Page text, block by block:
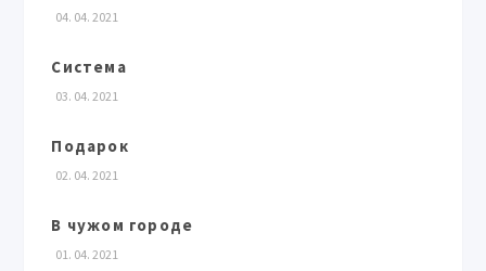
04. 04. 2021
Система
03. 04. 2021
Подарок
02. 04. 2021
В чужом городе
01. 04. 2021